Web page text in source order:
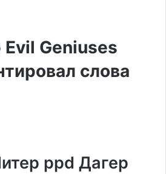
Geniuses
слова
ppd Дагер